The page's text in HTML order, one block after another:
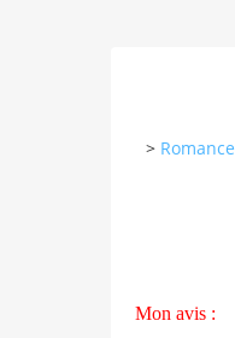
> Romance
Mon avis :